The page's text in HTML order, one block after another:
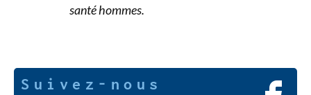
santé hommes.
Suivez-nous